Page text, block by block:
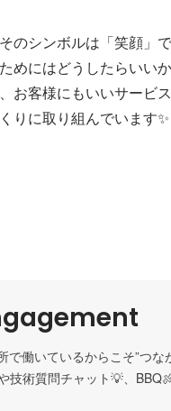
のシンボルは「笑顔」
めにはどうしたらいい
お客様にもいいサービス
りに取り組んでいます✨
働いているからこそ”つな
技術質問チャット💡、